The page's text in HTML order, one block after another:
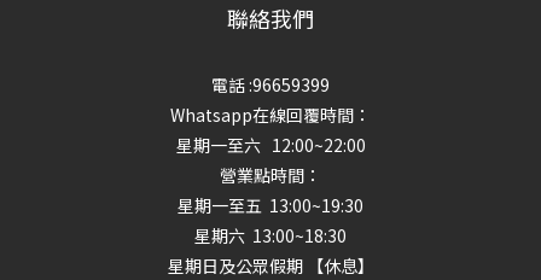
聯絡我們
電話 :96659399
Whatsapp在線回覆時間：
星期一至六 12:00~22:00
營業點時間：
星期一至五 13:00~19:30
星期六 13:00~18:30
星期日及公眾假期 【休息】